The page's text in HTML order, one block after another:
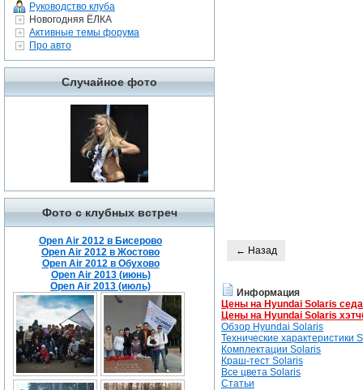
Руководство клуба
Новогодняя ЁЛКА
Активные темы форума
Про авто
Случайное фото
Фото с клубных встреч
Open Air 2012 в Бисерово
Open Air 2012 в Жостово
Open Air 2012 в Обухово
Open Air 2013 (июнь)
Open Air 2013 (июль)
← Назад
Информация
Цены на Hyundai Solaris
Цены на Hyundai Solaris
Обзор Hyundai Solaris
Технические характеристики
Комплектации Solaris
Краш-тест Solaris
Все цвета Solaris
Статьи